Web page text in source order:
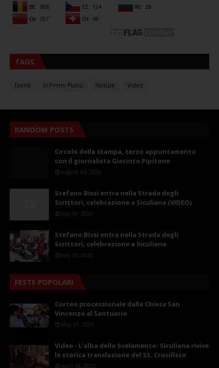
TAGS
Eventi In Primo Piano Notizie Video
RANDOM POSTS
Circolo della stampa, terzo appuntamento
con il giornalista Giacinto Pipitone
August 04, 2026
Stefano Bissi entra nella Strada degli
Scrittori, celebrazione a Siculiana (VIDEO)
July 30, 2026
Stefano Bissi entra nella Strada degli
Scrittori, celebrazione a Siculiana
July 30, 2026
FESTE POPOLARI
Corteo processionale dalla Chiesa San
Vincenzo al Santuario
May 01, 2025
Video - L'alba dello Svelamento: Siculiana rivive
la storica translazione del SS. Crocifisso
April 28, 2025